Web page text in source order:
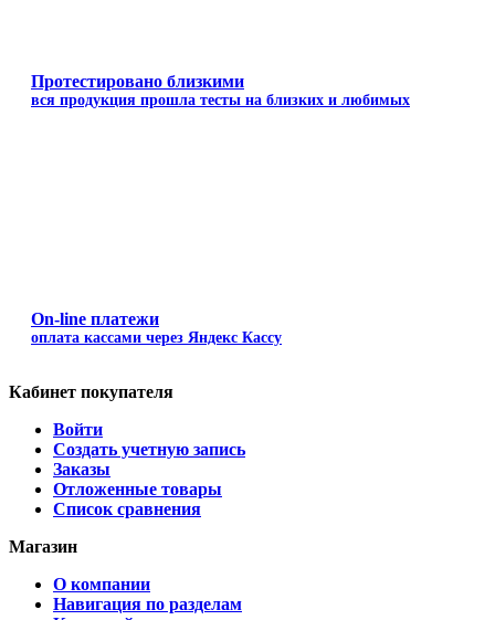
Протестировано близкими
вся продукция прошла тесты на близких и любимых
On-line платежи
оплата кассами через Яндекс Кассу
Кабинет покупателя
Войти
Создать учетную запись
Заказы
Отложенные товары
Список сравнения
Магазин
О компании
Навигация по разделам